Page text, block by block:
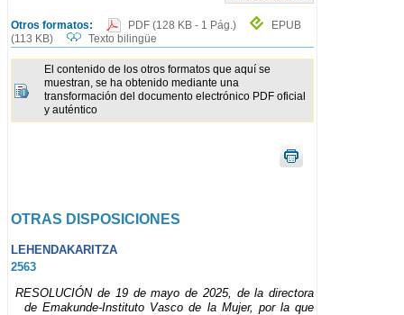
Otros formatos: PDF (128 KB - 1 Pág.)
EPUB
(113 KB)
Texto bilingüe
El contenido de los otros formatos que aquí se
muestran, se ha obtenido mediante una
transformación del documento electrónico PDF oficial
y auténtico
OTRAS DISPOSICIONES
LEHENDAKARITZA
2563
RESOLUCIÓN de 19 de mayo de 2025, de la directora
de Emakunde-Instituto Vasco de la Mujer, por la que